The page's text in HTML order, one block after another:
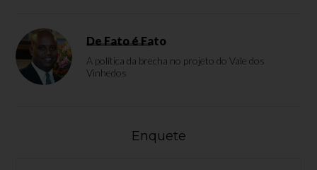
De Fato é Fato
A política da brecha no projeto do Vale dos
Vinhedos
Enquete